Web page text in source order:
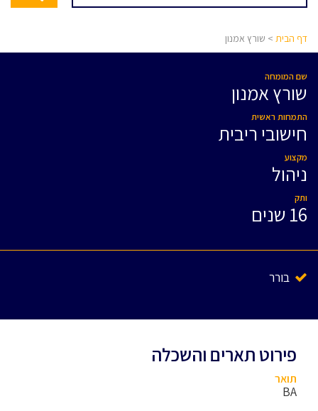
דף הבית > שורץ אמנון
שם המומחה
שורץ אמנון
התמחות ראשית
חישובי ריבית
מקצוע
ניהול
ותק
16 שנים
בורר
פירוט תארים והשכלה
תואר
BA